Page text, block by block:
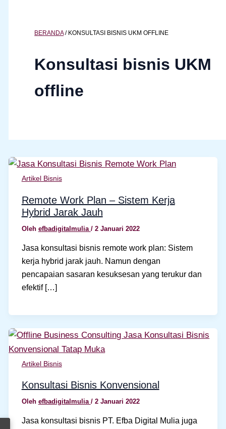
BERANDA/ KONSULTASI BISNIS UKM OFFLINE
Konsultasi bisnis UKM
offline
Artikel Bisnis
Remote Work Plan – Sistem Kerja
Hybrid Jarak Jauh
Oleh efbadigitalmulia / 2 Januari 2022
Jasa konsultasi bisnis remote work plan: Sistem
kerja hybrid jarak jauh. Namun dengan
pencapaian sasaran kesuksesan yang terukur dan
efektif […]
Artikel Bisnis
Konsultasi Bisnis Konvensional
Oleh efbadigitalmulia / 2 Januari 2022
Jasa konsultasi bisnis PT. Efba Digital Mulia juga